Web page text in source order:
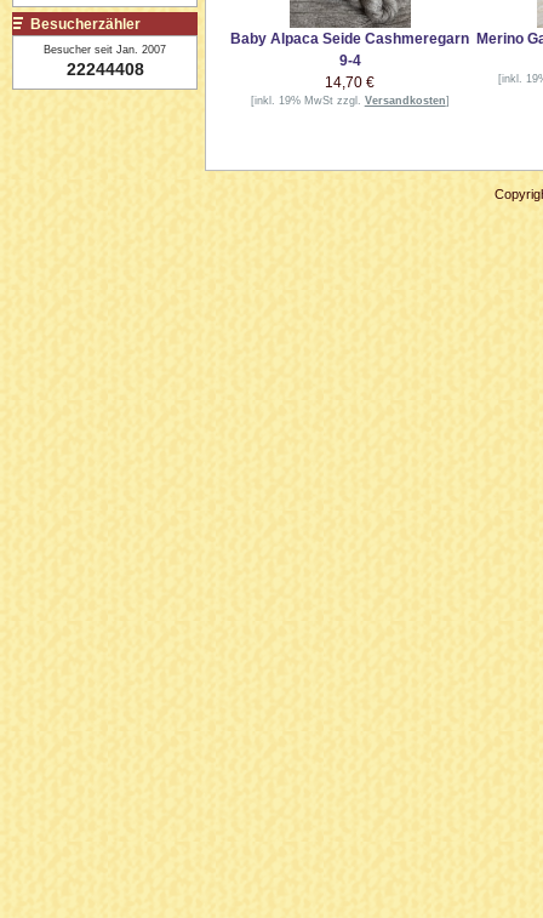
Baby Alpaca Seide Cashmeregarn
9-4
14,70 €
[inkl. 19% MwSt zzgl. Versandkosten]
Merino
[inkl.
Besucherzähler
Besucher seit Jan. 2007
22244408